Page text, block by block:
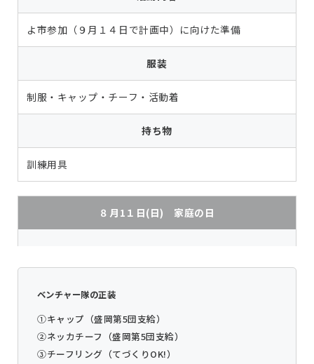
よ市参加（９月１４日で計画中）に向けた準備
服装
制服・キャップ・チーフ・活動着
持ち物
訓練用具
８月1１日(日) 家庭の日
ベンチャー隊の正装
①キャップ（盛岡第5団支給）
②ネッカチーフ（盛岡第5団支給）
③チーフリング（てづくりOK!）